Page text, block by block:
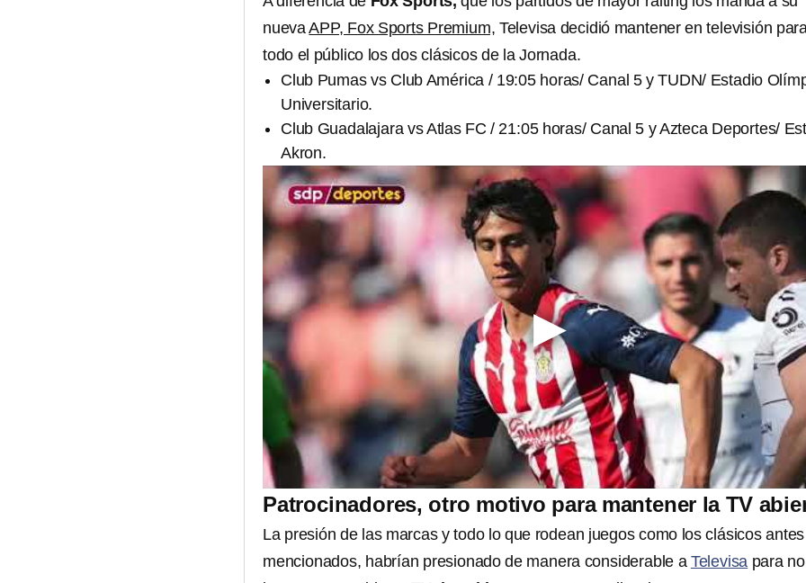
nuevaAPP, Fox Sports Premium, Televisa decidió mantener en televisión
todo el público los dos clásicos de la Jornada.
Club Pumas vs Club América / 19:05 horas/ Canal 5 y TUDN/ Estadio
Universitario.
Club Guadalajara vs Atlas FC / 21:05 horas/ Canal 5 y Azteca Deportes/
Akron.
Patrocinadores, otro motivo para mantener la TV
La presión de las marcas y todo lo que rodean juegos como los clásicos antes
mencionados, habrían presionado de manera considerable a Televisa para no